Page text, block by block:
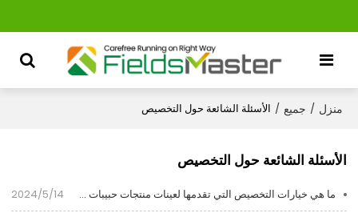
منزل / جميع / الأسئلة الشائعة حول التخصيص
الأسئلة الشائعة حول التخصيص
ما هي خيارات التخصيص التي تقدمها لعينات منتجات حبيبات EPDM؟ 2024/5/14